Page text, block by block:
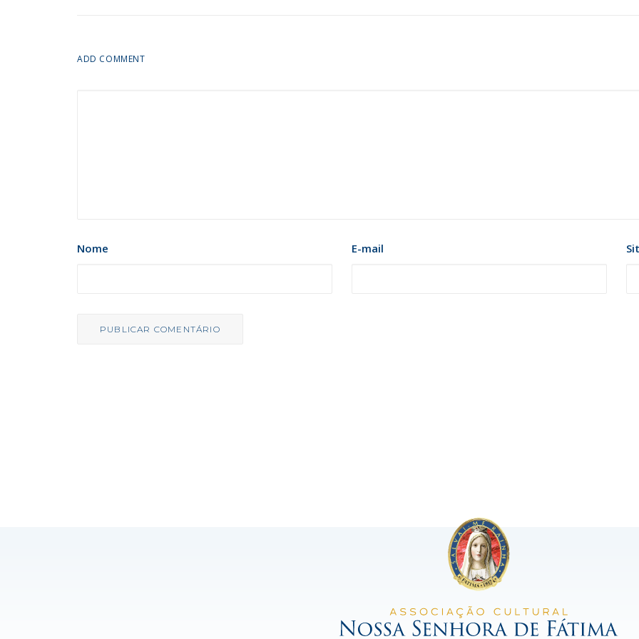
ADD COMMENT
Nome E-mail